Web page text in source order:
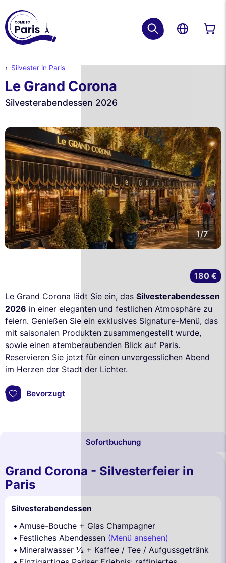
Silvester in Paris
Le Grand Corona
Silvesterabendessen 2026
1/7
Le Grand Corona lädt Sie ein, das Silvesterabendessen
2026 in einer eleganten und festlichen Atmosphäre zu
feiern. Genießen Sie ein exklusives Signature-Menü, das
mit saisonalen Produkten zusammengestellt wurde,
sowie einen atemberaubenden Blick auf Paris.
Reservieren Sie jetzt für einen unvergesslichen Abend
im Herzen der Stadt der Lichter.
Bevorzugt
180 €
Sofortbuchung
Grand Corona - Silvesterfeier in
Paris
Silvesterabendessen
Amuse-Bouche + Glas Champagner
Festliches Abendessen (Menü ansehen)
Mineralwasser ½ + Kaffee / Tee / Aufgussgetränk